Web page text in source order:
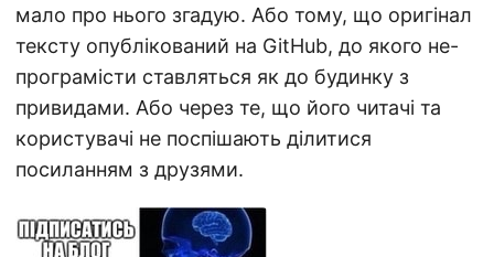
мало про нього згадую. Або тому, що оригінал
тексту опублікований на GitHub, до якого не-
програмісти ставляться як до будинку з
привидами. Або через те, що його читачі та
користувачі не поспішають ділитися
посиланням з друзями.